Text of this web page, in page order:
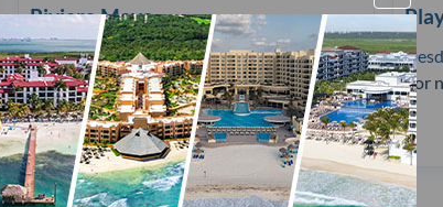
Riviera Maya
Desde$304 USD
por noche / por habitación
VER MÁS
por